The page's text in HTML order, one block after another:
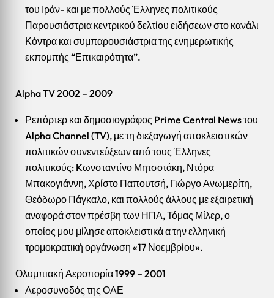
του Ιράν- και με πολλούς Έλληνες πολιτικούς
Παρουσιάστρια κεντρικού δελτίου ειδήσεων στο κανάλι
Κόντρα και συμπαρουσιάστρια της ενημερωτικής
εκπομπής “Επικαιρότητα”.
Alpha TV 2002 – 2009
Ρεπόρτερ και δημοσιογράφος Prime Central News του
Alpha Channel (TV), με τη διεξαγωγή αποκλειστικών
πολιτικών συνεντεύξεων από τους Έλληνες
πολιτικούς: Kωνσταντίνο Μητσοτάκη, Ντόρα
Μπακογιάννη, Χρίστο Παπουτσή, Γιώργο Ανωμερίτη,
Θεόδωρο Πάγκαλο, και πολλούς άλλους με εξαιρετική
αναφορά στον πρέσβη των ΗΠΑ, Τόμας Μίλερ, ο
οποίος μου μίλησε αποκλειστικά α την ελληνική
τρομοκρατική οργάνωση «17 Νοεμβρίου».
Ολυμπιακή Αεροπορία 1999 – 2001
Αεροσυνοδός της ΟΑΕ